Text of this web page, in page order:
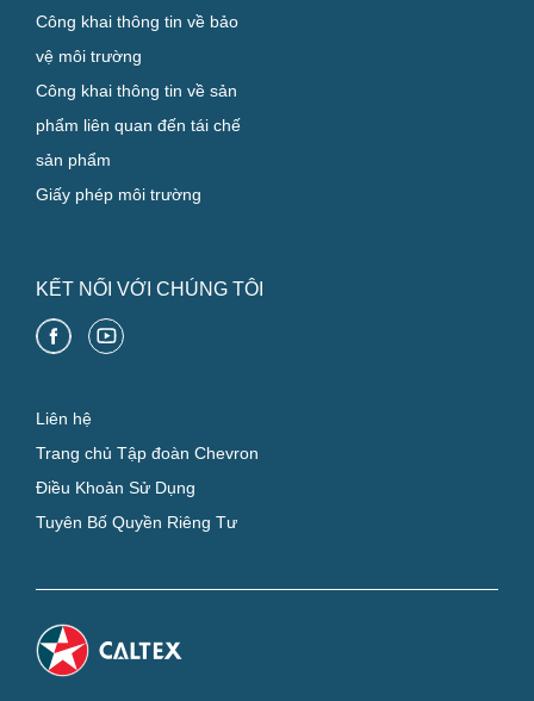
Công khai thông tin về bảo
vệ môi trường
Công khai thông tin về sản
phẩm liên quan đến tái chế
sản phẩm
Giấy phép môi trường
KẾT NỐI VỚI CHÚNG TÔI
Liên hệ
Trang chủ Tập đoàn Chevron
Điều Khoản Sử Dụng
Tuyên Bố Quyền Riêng Tư